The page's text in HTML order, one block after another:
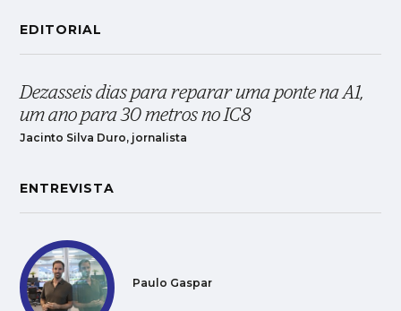
EDITORIAL
Dezasseis dias para reparar uma ponte na A1,
um ano para 30 metros no IC8
Jacinto Silva Duro, jornalista
ENTREVISTA
Paulo Gaspar